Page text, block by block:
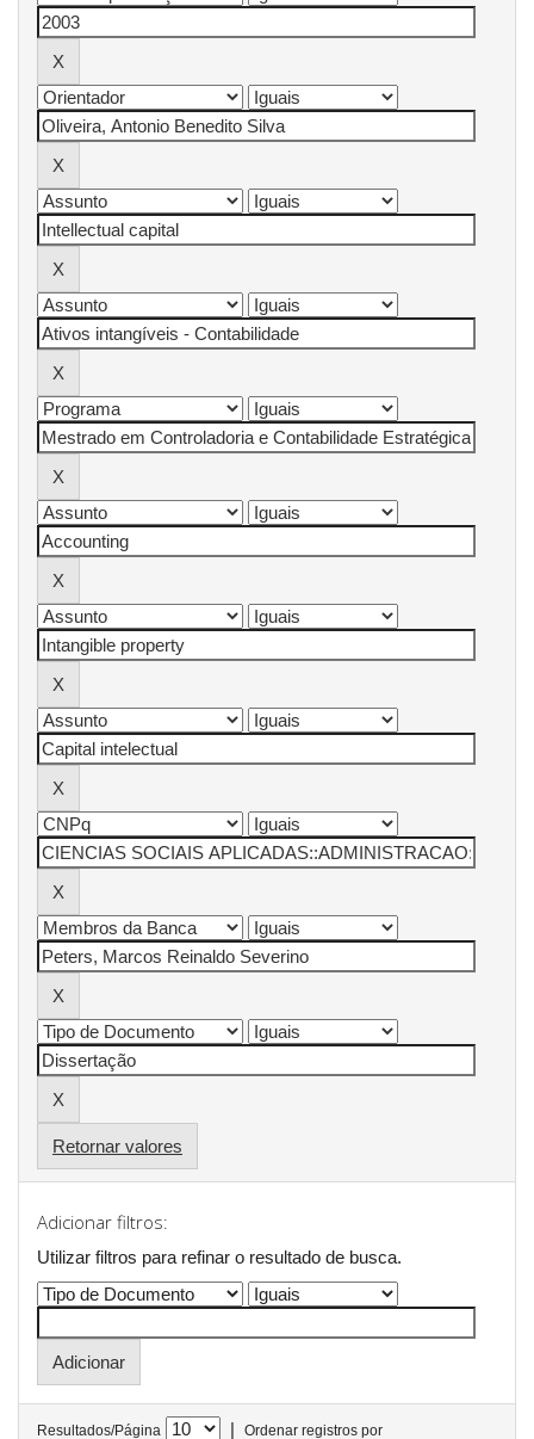
Retornar valores
Adicionar filtros:
Utilizar filtros para refinar o resultado de busca.
Resultados/Página |
Ordenar registros por